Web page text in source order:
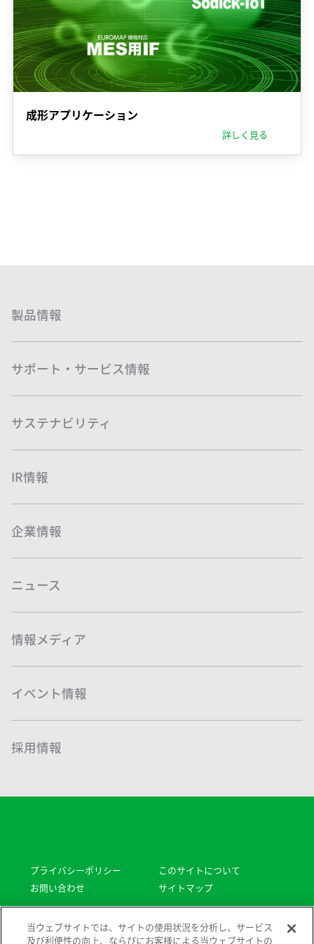
成形アプリケーション
詳しく見る
製品情報
サポート・サービス情報
サステナビリティ
IR情報
企業情報
ニュース
情報メディア
イベント情報
採用情報
プライバシーポリシー
このサイトについて
お問い合わせ
サイトマップ
Copyright © Sodick All rights reserved.
当ウェブサイトでは、サイトの使用状況を分析し、サービス
及び利便性の向上、ならびにお客様による当ウェブサイトの